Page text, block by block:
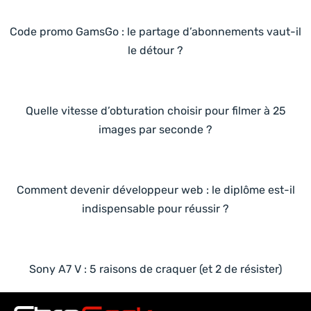
Code promo GamsGo : le partage d’abonnements vaut-il
le détour ?
Quelle vitesse d’obturation choisir pour filmer à 25
images par seconde ?
Comment devenir développeur web : le diplôme est-il
indispensable pour réussir ?
Sony A7 V : 5 raisons de craquer (et 2 de résister)